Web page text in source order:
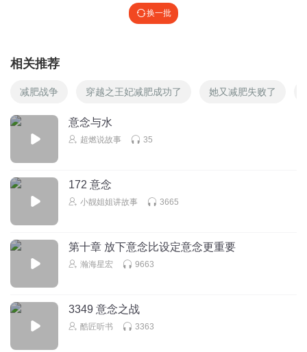
换一批
相关推荐
减肥战争 穿越之王妃减肥成功了 她又减肥失败了
意念与水
超燃说故事 35
172 意念
小靓姐姐讲故事 3665
第十章 放下意念比设定意念更重要
瀚海星宏 9663
3349 意念之战
酷匠听书 3363